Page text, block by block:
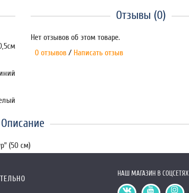
Отзывы (0)
Нет отзывов об этом товаре.
0 отзывов / Написать отзыв
Описание
(50 см)
НАШ МАГАЗИН В СОЦСЕТЯХ